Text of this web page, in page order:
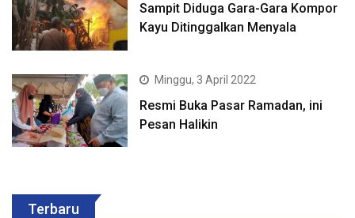
Sampit Diduga Gara-Gara Kompor
Kayu Ditinggalkan Menyala
Minggu, 3 April 2022
Resmi Buka Pasar Ramadan, ini
Pesan Halikin
Terbaru